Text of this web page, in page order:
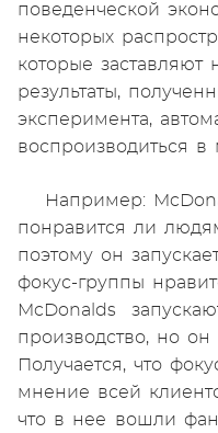
поведенческой
некоторых
которые заставляют
результаты,
эксперимента,
воспроизводиться в
Например:
понравится ли
поэтому он
фокус-группы
McDonalds
производство, но он
Получается, что
мнение всей
что в нее вошли